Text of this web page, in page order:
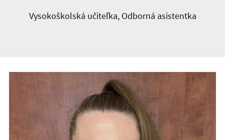
Vysokoškolská učiteľka, Odborná asistentka